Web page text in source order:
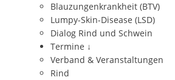
Blauzungenkrankheit (BTV)
Lumpy-Skin-Disease (LSD)
Dialog Rind und Schwein
Termine ↓
Verband & Veranstaltungen
Rind